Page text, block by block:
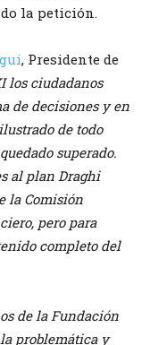
la petición.
, Presidente de
los ciudadanos
de decisiones y en
de todo
superado.
al plan Draghi
la Comisión
pero para
completo del
de la Fundación
problemática y